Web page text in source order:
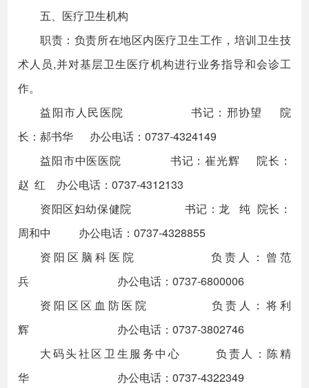
五、医疗卫生机构
职责：负责所在地区内医疗卫生工作，培训卫生技
术人员,并对基层卫生医疗机构进行业务指导和会诊工
作。
益阳市人民医院 书记：邢协望 院
长：郝书华 办公电话：0737-4324149
益阳市中医医院 书记：崔光辉 院长：
赵 红 办公电话：0737-4312133
资阳区妇幼保健院 书记：龙 纯 院长：
周和中 办公电话：0737-4328855
资阳区脑科医院 负责人：曾范
兵 办公电话：0737-6800006
资阳区区血防医院 负责人：将利
辉 办公电话：0737-3802746
大码头社区卫生服务中心 负责人：陈精
华 办公电话：0737-4322349